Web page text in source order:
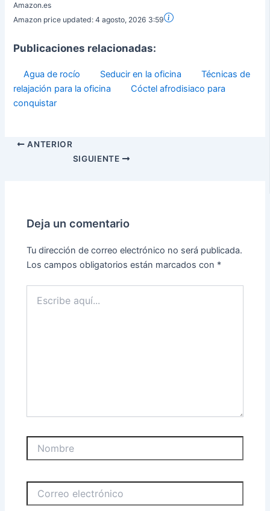
Amazon.es
Amazon price updated:4 agosto, 2026 3:59
Publicaciones relacionadas:
Agua de rocío Seducir en la oficina
Técnicas de
relajación para la oficina
Cóctel afrodisiaco para
conquistar
ANTERIOR
SIGUIENTE
Deja un comentario
Tu dirección de correo electrónico no será publicada.
Los campos obligatorios están marcados con *
aquí...
electrónico